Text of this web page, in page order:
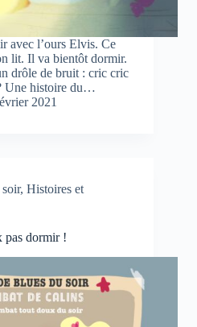
avec l’ours Elvis. Ce
lit. Il va bientôt dormir.
drôle de bruit : cric cric
Une histoire du…
2021
, Histoires et
pas dormir !